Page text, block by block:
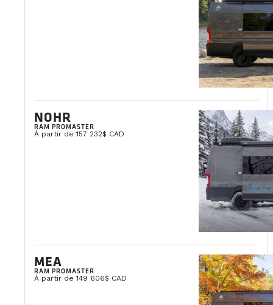
NOHR
RAM PROMASTER
À partir de 157 232$ CAD
MEA
RAM PROMASTER
À partir de 149 606$ CAD